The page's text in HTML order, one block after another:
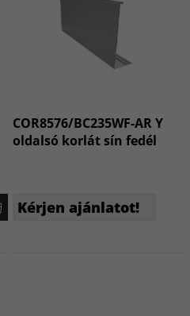
COR8576/BC235WF-AR Y
oldalsó korlát sín fedél
Kérjen ajánlatot!